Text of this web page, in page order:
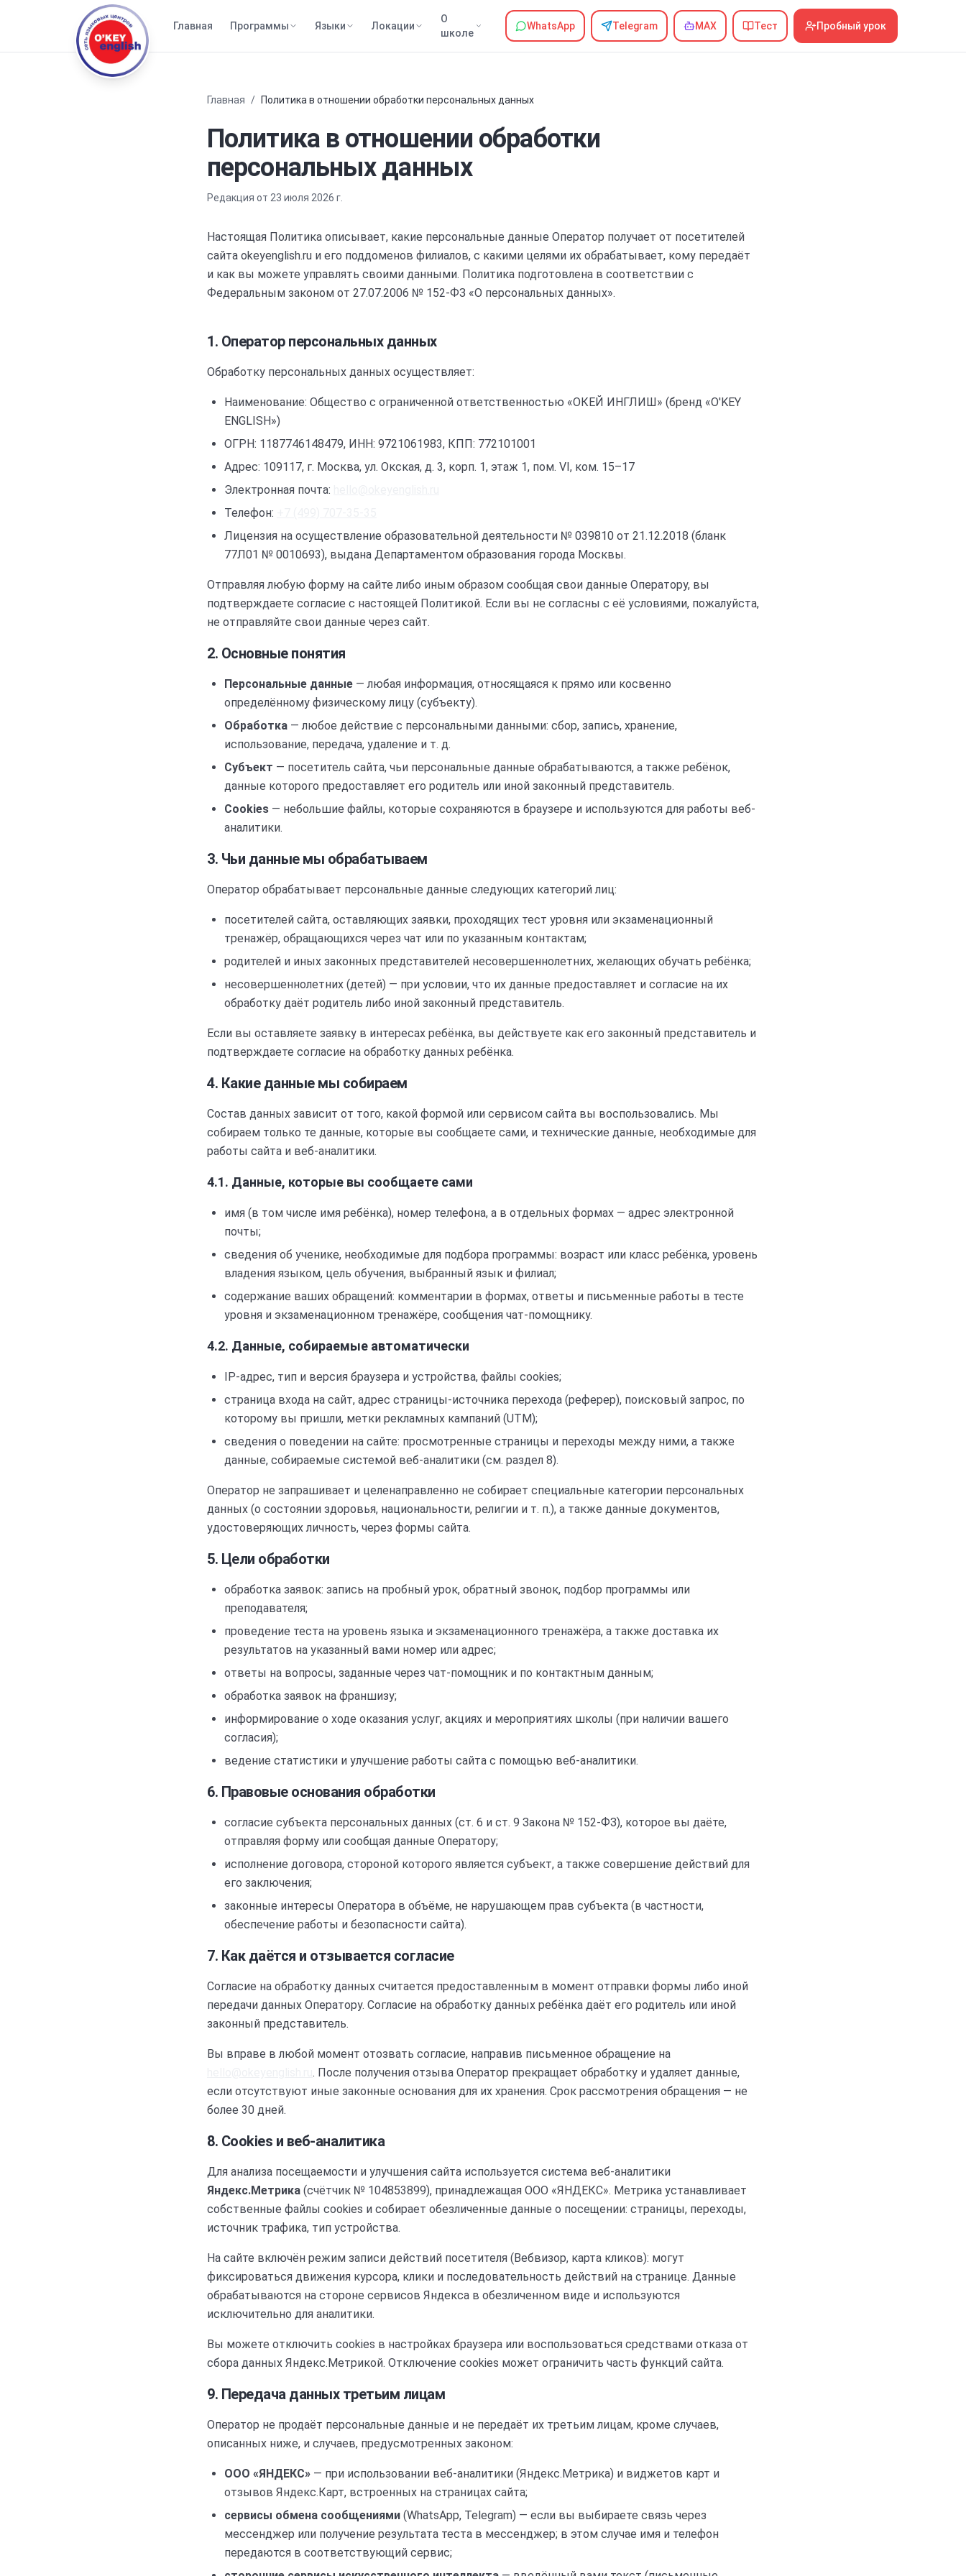
Главная Программы Языки Локации
О
школе
WhatsApp Telegram MAX Тест Пробный урок
Главная / Политика в отношении обработки персональных данных
Политика в отношении обработки
персональных данных
Редакция от 23 июля 2026 г.
Настоящая Политика описывает, какие персональные данные Оператор получает от посетителей
сайта okeyenglish.ru и его поддоменов филиалов, с какими целями их обрабатывает, кому передаёт
и как вы можете управлять своими данными. Политика подготовлена в соответствии с
Федеральным законом от 27.07.2006 № 152-ФЗ «О персональных данных».
1. Оператор персональных данных
Обработку персональных данных осуществляет:
Наименование: Общество с ограниченной ответственностью «ОКЕЙ ИНГЛИШ» (бренд «O'KEY
ENGLISH»)
ОГРН: 1187746148479, ИНН: 9721061983, КПП: 772101001
Адрес: 109117, г. Москва, ул. Окская, д. 3, корп. 1, этаж 1, пом. VI, ком. 15–17
Электронная почта:
Телефон:
Лицензия на осуществление образовательной деятельности № 039810 от 21.12.2018 (бланк
77Л01 № 0010693), выдана Департаментом образования города Москвы.
Отправляя любую форму на сайте либо иным образом сообщая свои данные Оператору, вы
подтверждаете согласие с настоящей Политикой. Если вы не согласны с её условиями, пожалуйста,
не отправляйте свои данные через сайт.
2. Основные понятия
Персональные данные — любая информация, относящаяся к прямо или косвенно
определённому физическому лицу (субъекту).
Обработка — любое действие с персональными данными: сбор, запись, хранение,
использование, передача, удаление и т. д.
Субъект — посетитель сайта, чьи персональные данные обрабатываются, а также ребёнок,
данные которого предоставляет его родитель или иной законный представитель.
Cookies — небольшие файлы, которые сохраняются в браузере и используются для работы веб-
аналитики.
3. Чьи данные мы обрабатываем
Оператор обрабатывает персональные данные следующих категорий лиц:
посетителей сайта, оставляющих заявки, проходящих тест уровня или экзаменационный
тренажёр, обращающихся через чат или по указанным контактам;
родителей и иных законных представителей несовершеннолетних, желающих обучать ребёнка;
несовершеннолетних (детей) — при условии, что их данные предоставляет и согласие на их
обработку даёт родитель либо иной законный представитель.
Если вы оставляете заявку в интересах ребёнка, вы действуете как его законный представитель и
подтверждаете согласие на обработку данных ребёнка.
4. Какие данные мы собираем
Состав данных зависит от того, какой формой или сервисом сайта вы воспользовались. Мы
собираем только те данные, которые вы сообщаете сами, и технические данные, необходимые для
работы сайта и веб-аналитики.
4.1. Данные, которые вы сообщаете сами
имя (в том числе имя ребёнка), номер телефона, а в отдельных формах — адрес электронной
почты;
сведения об ученике, необходимые для подбора программы: возраст или класс ребёнка, уровень
владения языком, цель обучения, выбранный язык и филиал;
содержание ваших обращений: комментарии в формах, ответы и письменные работы в тесте
уровня и экзаменационном тренажёре, сообщения чат-помощнику.
4.2. Данные, собираемые автоматически
IP-адрес, тип и версия браузера и устройства, файлы cookies;
страница входа на сайт, адрес страницы-источника перехода (реферер), поисковый запрос, по
которому вы пришли, метки рекламных кампаний (UTM);
сведения о поведении на сайте: просмотренные страницы и переходы между ними, а также
данные, собираемые системой веб-аналитики (см. раздел 8).
Оператор не запрашивает и целенаправленно не собирает специальные категории персональных
данных (о состоянии здоровья, национальности, религии и т. п.), а также данные документов,
удостоверяющих личность, через формы сайта.
5. Цели обработки
обработка заявок: запись на пробный урок, обратный звонок, подбор программы или
преподавателя;
проведение теста на уровень языка и экзаменационного тренажёра, а также доставка их
результатов на указанный вами номер или адрес;
ответы на вопросы, заданные через чат-помощник и по контактным данным;
обработка заявок на франшизу;
информирование о ходе оказания услуг, акциях и мероприятиях школы (при наличии вашего
согласия);
ведение статистики и улучшение работы сайта с помощью веб-аналитики.
6. Правовые основания обработки
согласие субъекта персональных данных (ст. 6 и ст. 9 Закона № 152-ФЗ), которое вы даёте,
отправляя форму или сообщая данные Оператору;
исполнение договора, стороной которого является субъект, а также совершение действий для
его заключения;
законные интересы Оператора в объёме, не нарушающем прав субъекта (в частности,
обеспечение работы и безопасности сайта).
7. Как даётся и отзывается согласие
Согласие на обработку данных считается предоставленным в момент отправки формы либо иной
передачи данных Оператору. Согласие на обработку данных ребёнка даёт его родитель или иной
законный представитель.
Вы вправе в любой момент отозвать согласие, направив письменное обращение на
. После получения отзыва Оператор прекращает обработку и удаляет данные,
если отсутствуют иные законные основания для их хранения. Срок рассмотрения обращения — не
более 30 дней.
8. Cookies и веб-аналитика
Для анализа посещаемости и улучшения сайта используется система веб-аналитики
Яндекс.Метрика (счётчик № 104853899), принадлежащая ООО «ЯНДЕКС». Метрика устанавливает
собственные файлы cookies и собирает обезличенные данные о посещении: страницы, переходы,
источник трафика, тип устройства.
На сайте включён режим записи действий посетителя (Вебвизор, карта кликов): могут
фиксироваться движения курсора, клики и последовательность действий на странице. Данные
обрабатываются на стороне сервисов Яндекса в обезличенном виде и используются
исключительно для аналитики.
Вы можете отключить cookies в настройках браузера или воспользоваться средствами отказа от
сбора данных Яндекс.Метрикой. Отключение cookies может ограничить часть функций сайта.
9. Передача данных третьим лицам
Оператор не продаёт персональные данные и не передаёт их третьим лицам, кроме случаев,
описанных ниже, и случаев, предусмотренных законом:
ООО «ЯНДЕКС» — при использовании веб-аналитики (Яндекс.Метрика) и виджетов карт и
отзывов Яндекс.Карт, встроенных на страницах сайта;
сервисы обмена сообщениями (WhatsApp, Telegram) — если вы выбираете связь через
мессенджер или получение результата теста в мессенджер; в этом случае имя и телефон
передаются в соответствующий сервис;